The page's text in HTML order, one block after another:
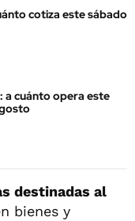
cotiza este sábado
a cuánto opera este
destinadas al
bienes y